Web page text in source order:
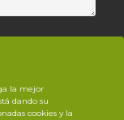
la mejor
dando su
cookies y la